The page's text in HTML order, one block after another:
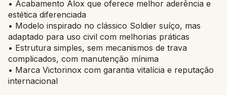
• Acabamento Alox que oferece melhor aderência e
estética diferenciada
• Modelo inspirado no clássico Soldier suíço, mas
adaptado para uso civil com melhorias práticas
• Estrutura simples, sem mecanismos de trava
complicados, com manutenção mínima
• Marca Victorinox com garantia vitalícia e reputação
internacional